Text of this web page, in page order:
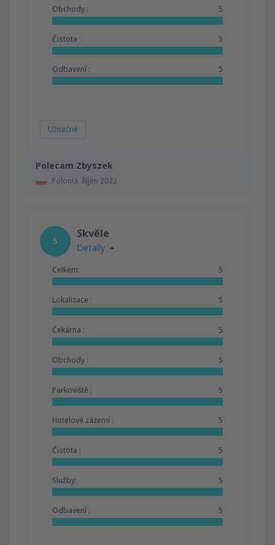
Polecam.Zbyszek
Polonia, Říjen 2022
Obchody : 5
Čistota : 5
Odbavení : 5
Užitečné
5
Skvěle
Detaily
Celkem: 5
Lokalizace : 5
Čekárna : 5
Obchody : 5
Parkoviště : 5
Hotelové zázemí : 5
Čistota : 5
Služby: 5
Odbavení : 5